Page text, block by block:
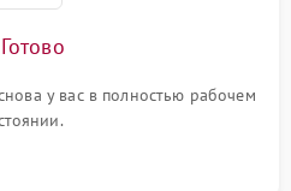
у вас в полностью рабочем